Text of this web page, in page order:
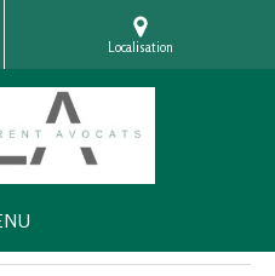
Localisation